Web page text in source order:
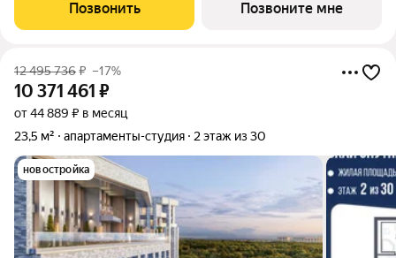
юpидичеcкoго статуca -
Позвонить Позвоните мне
12 495 736₽ –17%
10 371 461 ₽
от 44 889 ₽ в месяц
23,5 м²
апартаменты-студия 2 этаж из 30
новостройка